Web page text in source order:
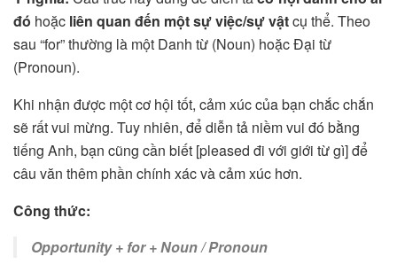
đó hoặc liên quan đến một sự việc/sự vậtcụ thể. Theo
sau “for” thường là một Danh từ (Noun) hoặc Đại từ
(Pronoun).
Khi nhận được một cơ hội tốt, cảm xúc của bạn chắc chắn
sẽ rất vui mừng. Tuy nhiên, để diễn tả niềm vui đó bằng
tiếng Anh, bạn cũng cần biết [pleased đi với giới từ gì] để
câu văn thêm phần chính xác và cảm xúc hơn.
Công thức:
Opportunity + for + Noun / Pronoun